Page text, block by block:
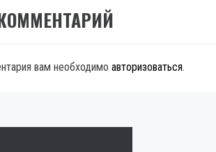
вам необходимо авторизоваться.